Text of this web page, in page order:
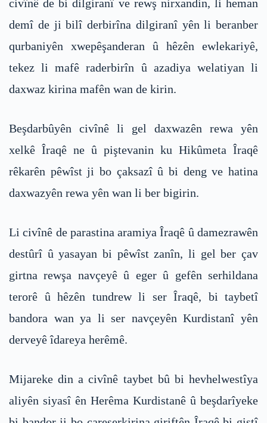
civînê de bi dilgiranî ve rewş nirxandin, li heman
demî de ji bilî derbirîna dilgiranî yên li beranber
qurbaniyên xwepêşanderan û hêzên ewlekariyê,
tekez li mafê raderbirîn û azadiya welatiyan li
daxwaz kirina mafên wan de kirin.
Beşdarbûyên civînê li gel daxwazên rewa yên
xelkê Îraqê ne û piştevanin ku Hikûmeta Îraqê
rêkarên pêwîst ji bo çaksazî û bi deng ve hatina
daxwazyên rewa yên wan li ber bigirin.
Li civînê de parastina aramiya Îraqê û damezrawên
destûrî û yasayan bi pêwîst zanîn, li gel ber çav
girtna rewşa navçeyê û eger û gefên serhildana
terorê û hêzên tundrew li ser Îraqê, bi taybetî
bandora wan ya li ser navçeyên Kurdistanî yên
derveyê îdareya herêmê.
Mijareke din a civînê taybet bû bi hevhelwestîya
aliyên siyasî ên Herêma Kurdistanê û beşdarîyeke